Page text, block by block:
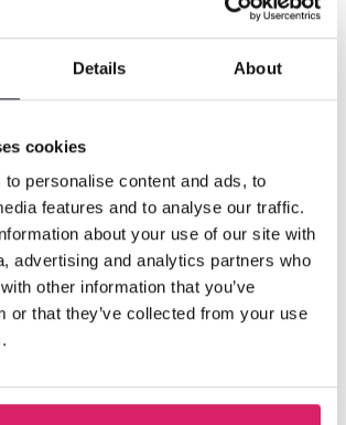
Details About
cookies
personalise content and ads, to
features and to analyse our traffic.
about your use of our site with
advertising and analytics partners who
other information that you’ve
or that they’ve collected from your use
KETTING K3 Zeesterren
ook